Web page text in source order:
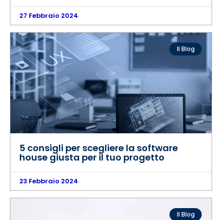
27 Febbraio 2024
Il Blog
5 consigli per scegliere la software
house giusta per il tuo progetto
23 Febbraio 2024
Il Blog